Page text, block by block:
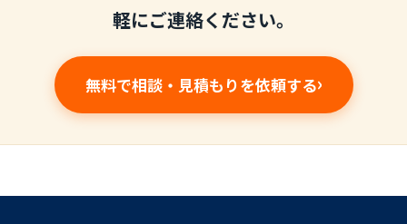
軽にご連絡ください。
無料で相談・見積もりを依頼する